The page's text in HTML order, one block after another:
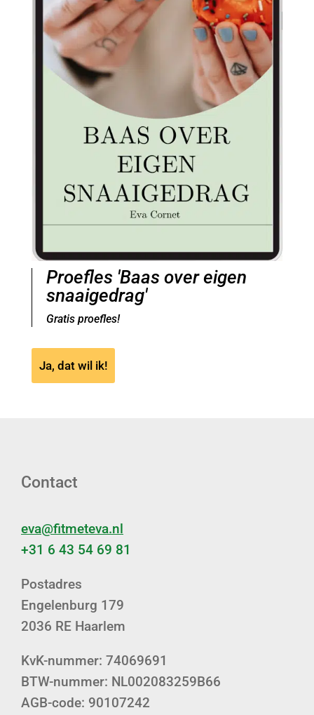
Proefles 'Baas over eigen
snaaigedrag'
Gratis proefles!
Ja, dat wil ik!
Contact
eva@fitmeteva.nl
+31 6 43 54 69 81
Postadres
Engelenburg 179
2036 RE Haarlem
KvK-nummer: 74069691
BTW-nummer: NL002083259B66
AGB-code: 90107242